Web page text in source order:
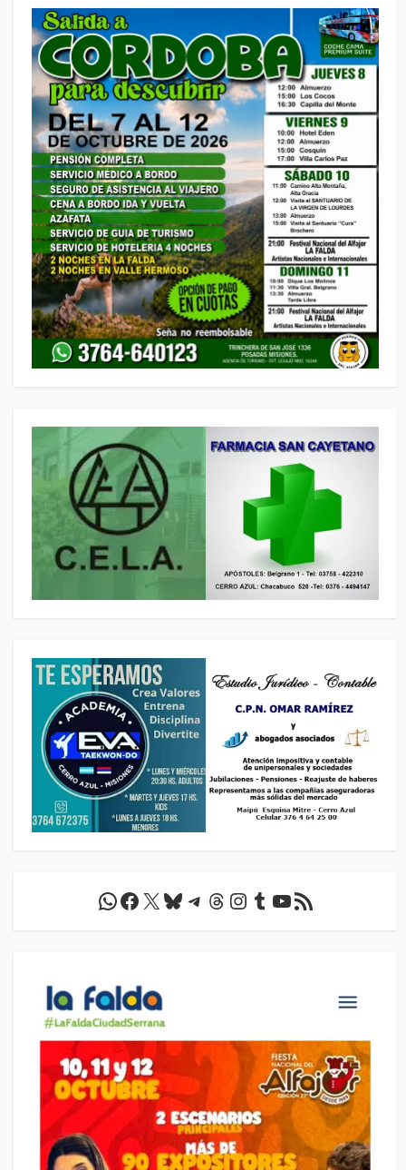
WhatsApp
Facebook
X Bluesky
Telegram
Threads
Instagram
Tumblr
YouTube
Feed RSS